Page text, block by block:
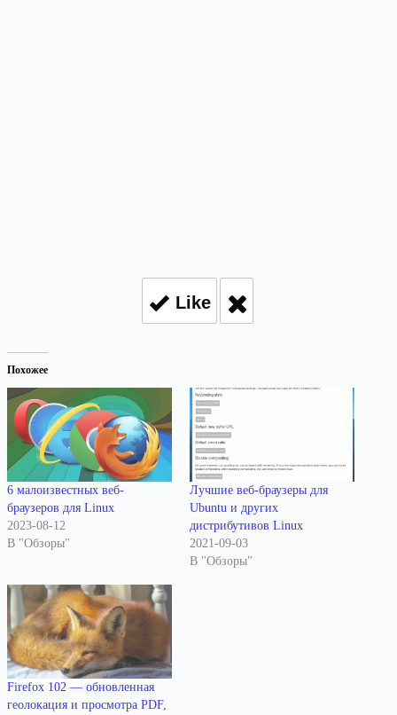
Like
Похожее
6 малоизвестных веб-
браузеров для Linux
2023-08-12
В "Обзоры"
Лучшие веб-браузеры для
Ubuntu и других
дистрибутивов Linux
2021-09-03
В "Обзоры"
Firefox 102 — обновленная
геолокация и просмотра PDF,